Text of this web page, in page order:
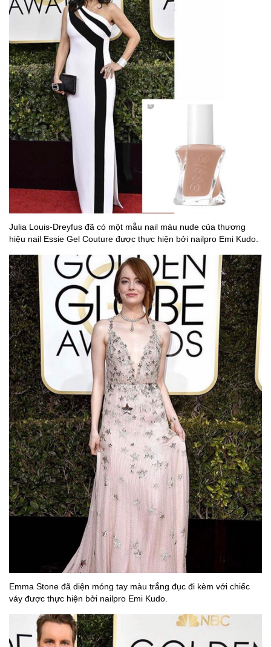
Julia Louis-Dreyfus đã có một mẫu nail màu nude của thương
hiệu nail Essie Gel Couture được thực hiện bởi nailpro Emi Kudo.
Emma Stone đã diện móng tay màu trắng đục đi kèm với chiếc
váy được thực hiện bởi nailpro Emi Kudo.